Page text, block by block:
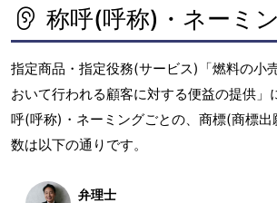
称呼(呼称)・ネーミ
指定商品・指定役務(サービス)「燃料の小
おいて行われる顧客に対する便益の提供」
呼(呼称)・ネーミングごとの、商標(商標
数は以下の通りです。
弁理士